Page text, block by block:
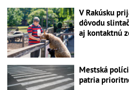
V Rakúsku
dôvodu
aj kontaktnú
Mestská
patria